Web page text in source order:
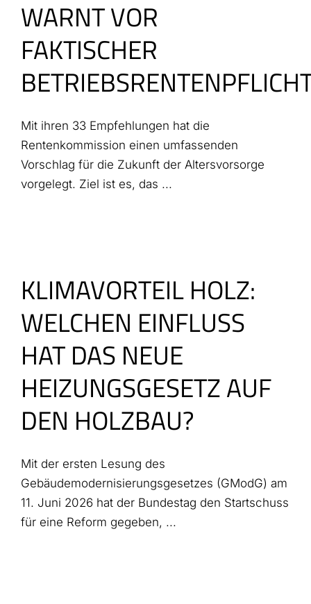
WARNT VOR
FAKTISCHER
Mit ihren 33 Empfehlungen hat die
Rentenkommission einen umfassenden
Vorschlag für die Zukunft der Altersvorsorge
vorgelegt. Ziel ist es, das ...
KLIMAVORTEIL HOLZ:
WELCHEN EINFLUSS
HAT DAS NEUE
HEIZUNGSGESETZ AUF
DEN HOLZBAU?
Mit der ersten Lesung des
Gebäudemodernisierungsgesetzes (GModG) am
11. Juni 2026 hat der Bundestag den Startschuss
für eine Reform gegeben, ...